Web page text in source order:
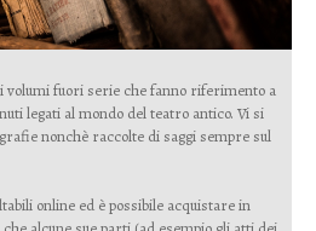
volumi fuori serie che fanno riferimento a
legati al mondo del teatro antico. Vi si
nonchè raccolte di saggi sempre sul
online ed è possibile acquistare in